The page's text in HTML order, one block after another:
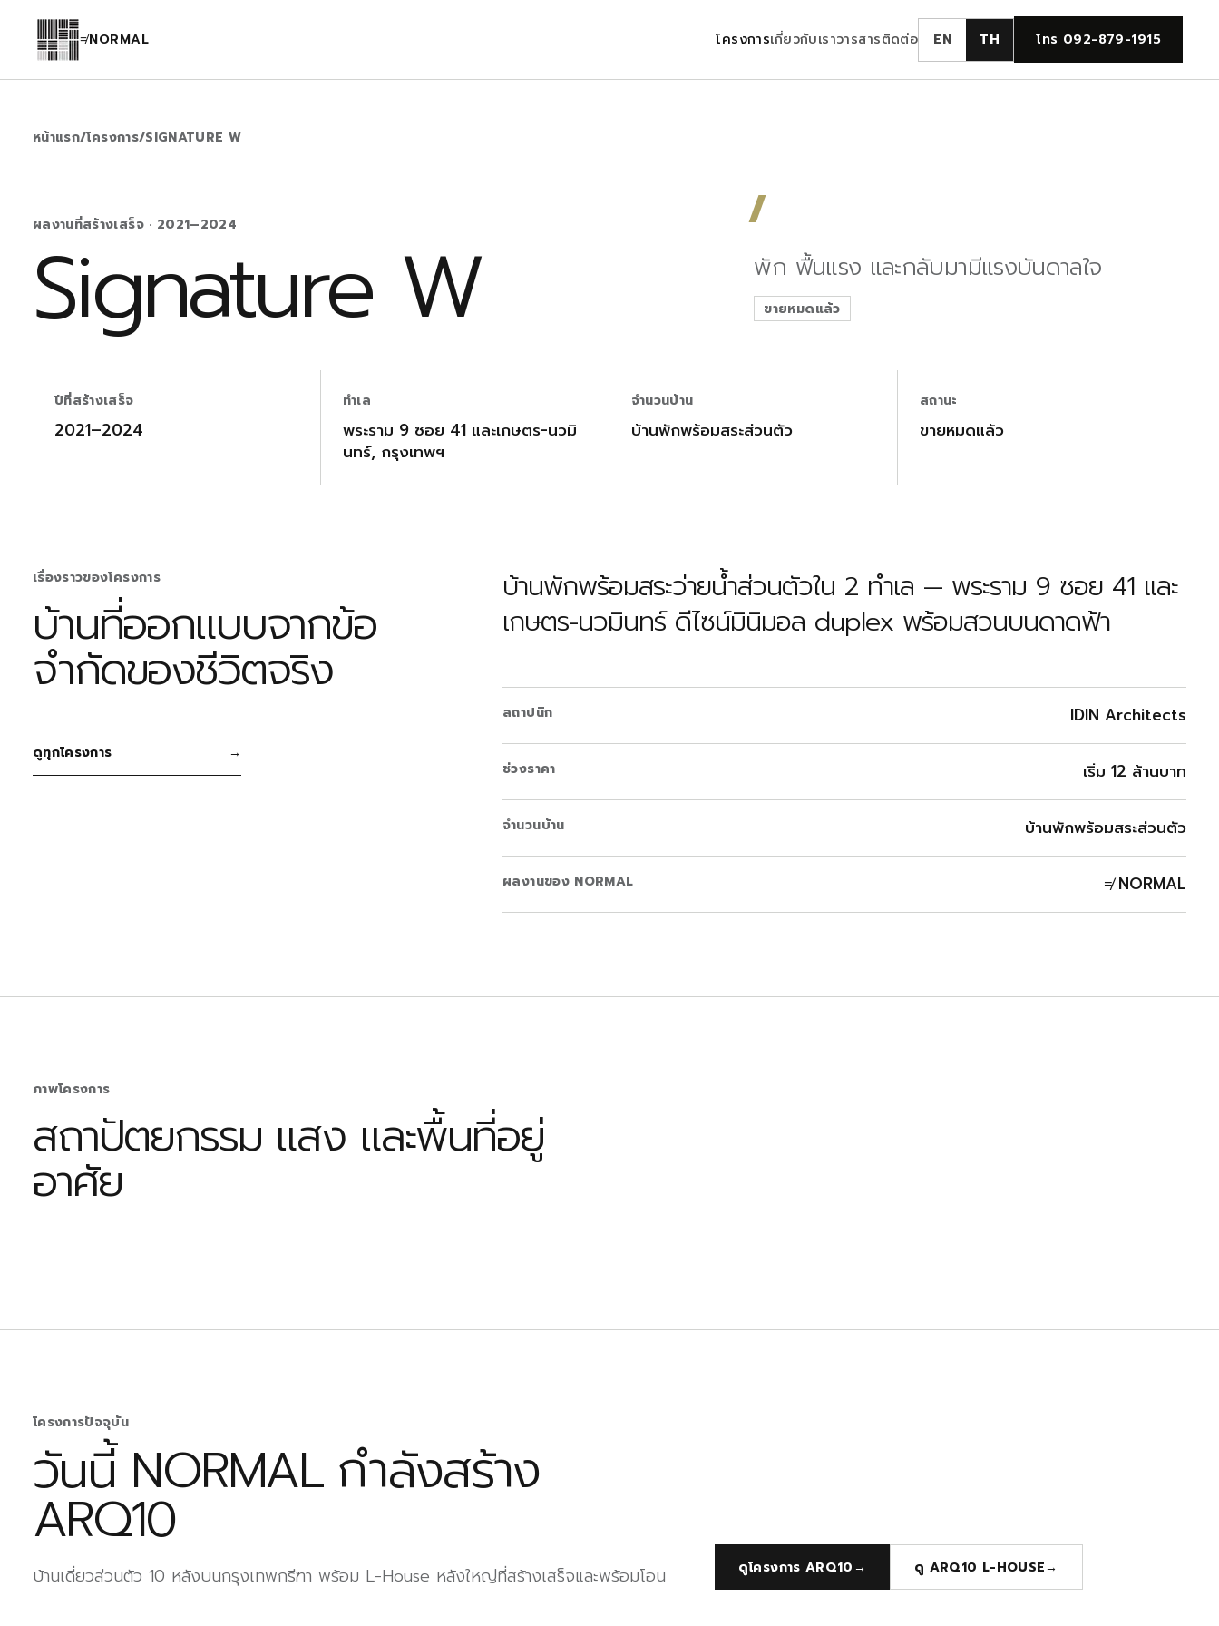
≠NORMAL โครงการเกี่ยวกับเราวารสารติดต่อ EN TH โทร 092-879-1915
หน้าแรก/โครงการ/SIGNATURE W
ผลงานที่สร้างเสร็จ· 2021–2024
Signature W พัก ฟื้นแรง และกลับมามีแรงบันดาลใจ
ขายหมดแล้ว
ปีที่สร้างเสร็จ
2021–2024
ทำเล
พระราม 9 ซอย 41 และเกษตร-นวมิ
นทร์, กรุงเทพฯ
จำนวนบ้าน
บ้านพักพร้อมสระส่วนตัว
สถานะ
ขายหมดแล้ว
เรื่องราวของโครงการ
บ้านที่ออกแบบจากข้อ
จำกัดของชีวิตจริง
ดูทุกโครงการ →
บ้านพักพร้อมสระว่ายน้ำส่วนตัวใน 2 ทำเล — พระราม 9 ซอย 41 และ
เกษตร-นวมินทร์ ดีไซน์มินิมอล duplex พร้อมสวนบนดาดฟ้า
สถาปนิก IDIN Architects
ช่วงราคา เริ่ม 12 ล้านบาท
จำนวนบ้าน บ้านพักพร้อมสระส่วนตัว
ผลงานของ NORMAL ≠ NORMAL
ภาพโครงการ
สถาปัตยกรรม แสง และพื้นที่อยู่
อาศัย
โครงการปัจจุบัน
วันนี้ NORMAL กำลังสร้าง
ARQ10
บ้านเดี่ยวส่วนตัว 10 หลังบนกรุงเทพกรีฑา พร้อม L-House หลังใหญ่ที่สร้างเสร็จและพร้อมโอน ดูโครงการ ARQ10→ ดู ARQ10 L-HOUSE→